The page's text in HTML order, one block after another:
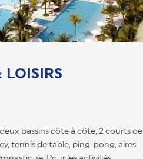
LOISIRS
bassins côte à côte, 2 courts de
tennis de table, ping-pong, aires